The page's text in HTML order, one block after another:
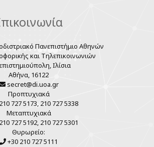
Πανεπιστήμιο Αθηνών
και Τηλεπικοινωνιών
Ιλίσια
Αθήνα, 16122
secret@di.uoa.gr
Προπτυχιακά
727 5173, 210 727 5338
Μεταπτυχιακά
727 5192, 210 727 5301
Θυρωρείο:
+30 210 727 5111